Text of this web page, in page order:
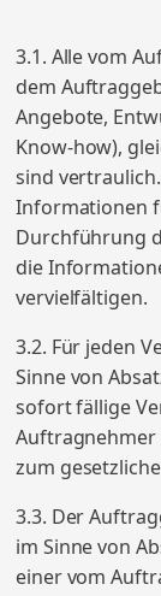
3.1. Alle vom
dem
Angebote,
Know-how),
sind
Informationen
Durchführung
die
vervielfältigen.
3.2. Für jeden
Sinne von
sofort fällige
zum
3.3. Der
im Sinne von
einer vom